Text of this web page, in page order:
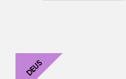
DEUS